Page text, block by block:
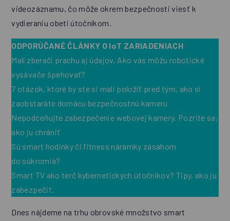
videozáznamu, čo môže okrem bezpečnosti viesť k
vydieraniu obeti útočníkom.
ODPORÚČANÉ ČLÁNKY O IoT ZARIADENIACH
Malí zberači prachu aj údajov. Ako vás môžu robotické
vysávače špehovať?
7 otázok, ktoré by ste si mali položiť pred tým, ako si
zaobstaráte domácu bezpečnostnú kameru
Nepodceňujte zabezpečenie webovej kamery. Pozrite sa,
ako ju chrániť
Sú smart hodinky či fitness náramky zásahom
do súkromia?
Smart TV ako terč kybernetických útočníkov? Tipy, ako ju
zabezpečiť.
Dnes nájdeme na trhu obrovské množstvo smart